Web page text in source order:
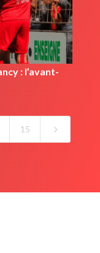
: l’avant-
15 5